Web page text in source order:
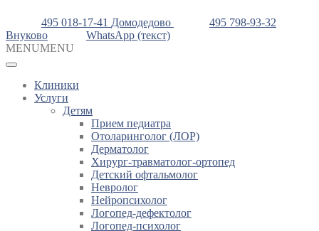
495 018-17-41 Домодедово
495 798-93-32
Внуково
WhatsApp (текст)
MENUMENU
Клиники
Услуги
Детям
Прием педиатра
Отоларинголог (ЛОР)
Дерматолог
Хирург-травматолог-ортопед
Детский офтальмолог
Невролог
Нейропсихолог
Логопед-дефектолог
Логопед-психолог